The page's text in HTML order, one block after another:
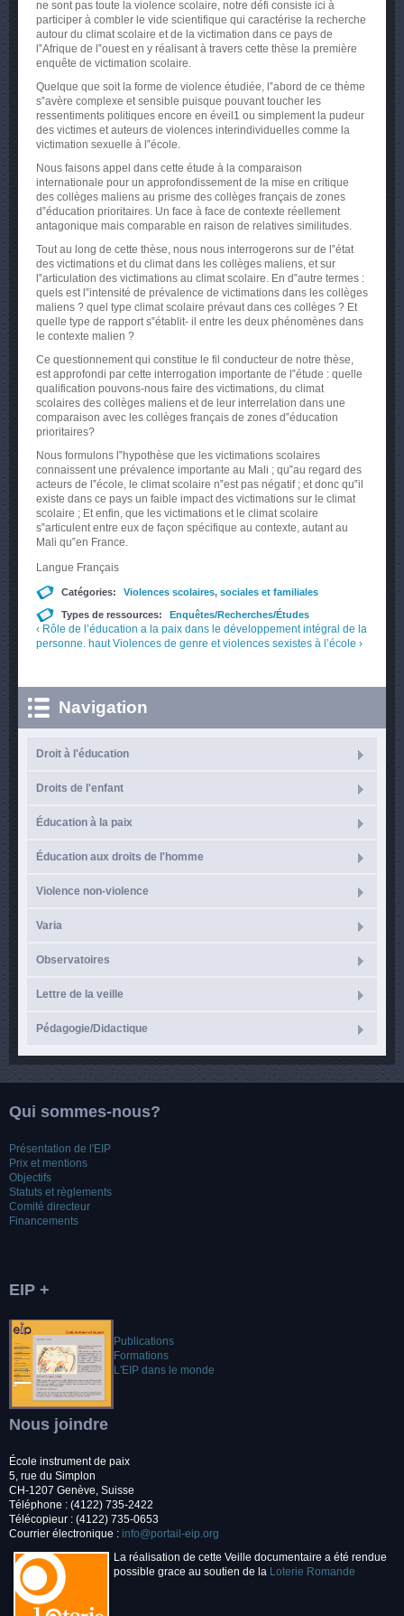
ne sont pas toute la violence scolaire, notre défi consiste ici à
participer à combler le vide scientifique qui caractérise la recherche
autour du climat scolaire et de la victimation dans ce pays de
l‟Afrique de l‟ouest en y réalisant à travers cette thèse la première
enquête de victimation scolaire.
Quelque que soit la forme de violence étudiée, l‟abord de ce thème
s‟avère complexe et sensible puisque pouvant toucher les
ressentiments politiques encore en éveil1 ou simplement la pudeur
des victimes et auteurs de violences interindividuelles comme la
victimation sexuelle à l‟école.
Nous faisons appel dans cette étude à la comparaison
internationale pour un approfondissement de la mise en critique
des collèges maliens au prisme des collèges français de zones
d‟éducation prioritaires. Un face à face de contexte réellement
antagonique mais comparable en raison de relatives similitudes.
Tout au long de cette thèse, nous nous interrogerons sur de l‟état
des victimations et du climat dans les collèges maliens, et sur
l‟articulation des victimations au climat scolaire. En d‟autre termes :
quels est l‟intensité de prévalence de victimations dans les collèges
maliens ? quel type climat scolaire prévaut dans ces collèges ? Et
quelle type de rapport s‟établit- il entre les deux phénomènes dans
le contexte malien ?
Ce questionnement qui constitue le fil conducteur de notre thèse,
est approfondi par cette interrogation importante de l‟étude : quelle
qualification pouvons-nous faire des victimations, du climat
scolaires des collèges maliens et de leur interrelation dans une
comparaison avec les collèges français de zones d‟éducation
prioritaires?
Nous formulons l‟hypothèse que les victimations scolaires
connaissent une prévalence importante au Mali ; qu‟au regard des
acteurs de l‟école, le climat scolaire n‟est pas négatif ; et donc qu‟il
existe dans ce pays un faible impact des victimations sur le climat
scolaire ; Et enfin, que les victimations et le climat scolaire
s‟articulent entre eux de façon spécifique au contexte, autant au
Mali qu‟en France.
Langue Français
Catégories: Violences scolaires, sociales et familiales
Types de ressources: Enquêtes/Recherches/Études
‹ Rôle de l’éducation a la paix dans le développement intégral de la
personne. haut Violences de genre et violences sexistes à l’école ›
Navigation
Droit à l'éducation
Droits de l'enfant
Éducation à la paix
Éducation aux droits de l'homme
Violence non-violence
Varia
Observatoires
Lettre de la veille
Pédagogie/Didactique
Qui sommes-nous?
Présentation de l'EIP
Prix et mentions
Objectifs
Statuts et règlements
Comité directeur
Financements
EIP +
Publications
Formations
L'EIP dans le monde
Nous joindre
École instrument de paix
5, rue du Simplon
CH-1207 Genève, Suisse
Téléphone : (4122) 735-2422
Télécopieur : (4122) 735-0653
Courrier électronique : info@portail-eip.org
La réalisation de cette Veille documentaire a été rendue
possible grace au soutien de la Loterie Romande